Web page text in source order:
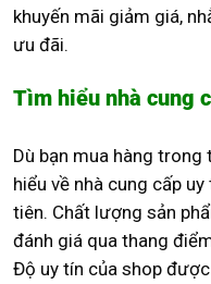
khuyến mãi giảm giá,
ưu đãi.
Tìm hiểu nhà cung
Dù bạn mua hàng trong
hiểu về nhà cung cấp
tiên. Chất lượng sản
đánh giá qua thang
Độ uy tín của shop